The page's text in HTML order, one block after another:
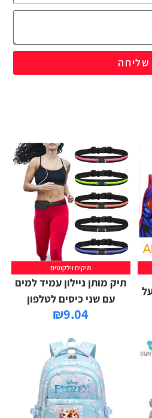
שליחה
תיקים וילקוטים
תיק מותן ניילון עמיד למים
עם שני כיסים לטלפון
₪9.04